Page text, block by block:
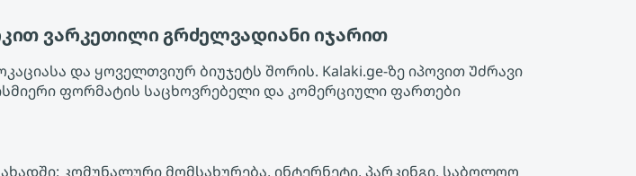
ვარკეთილი გრძელვადიანი იჯარით
და ყოველთვიურ ბიუჯეტს შორის. Kalaki.ge-ზე იპოვით Უძრავი
ფორმატის საცხოვრებელი და კომერციული ფართები
კომუნალური მომსახურება, ინტერნეტი, პარკინგი. საბოლოო